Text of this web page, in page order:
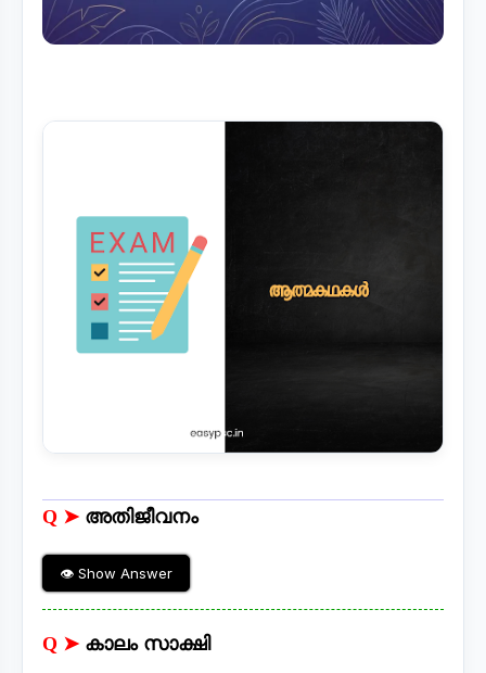
Q ➤ അതിജീവനം
👁 Show Answer
Q ➤ കാലം സാക്ഷി